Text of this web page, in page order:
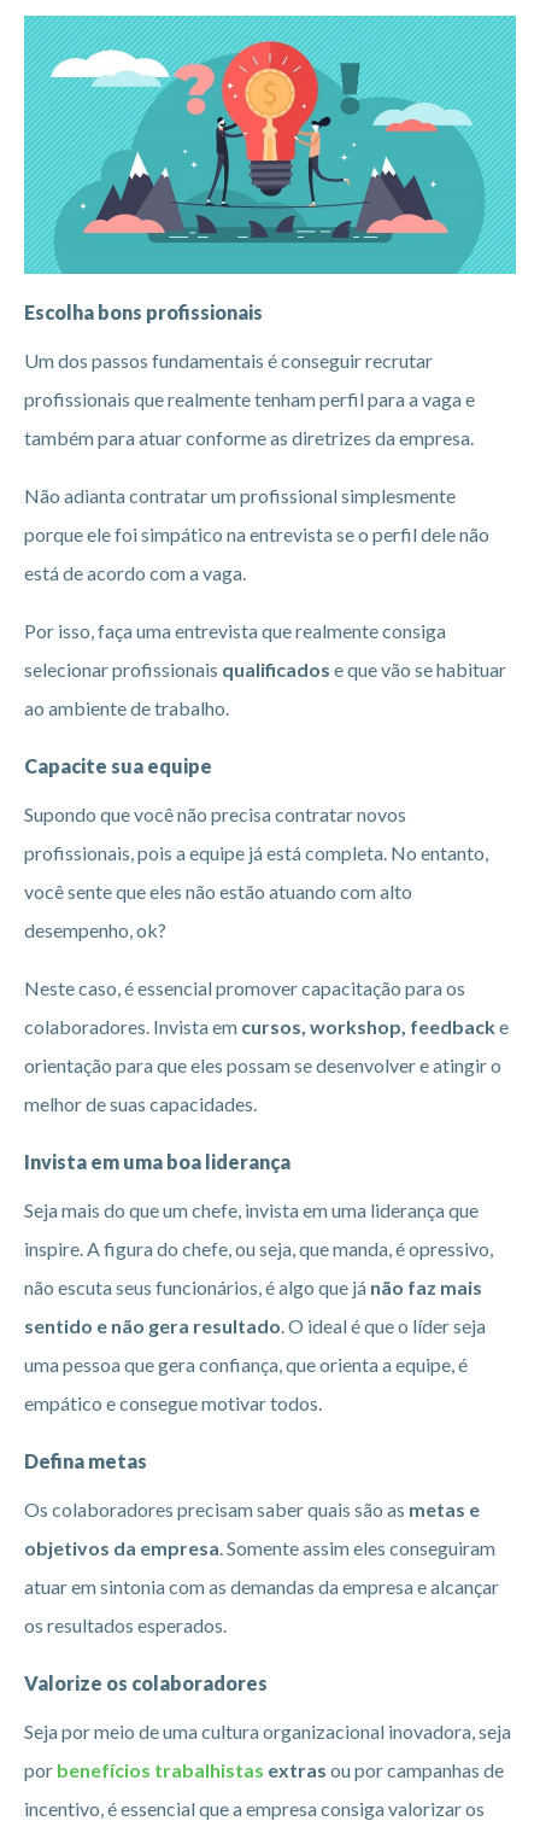
Escolha bons profissionais
Um dos passos fundamentais é conseguir recrutar
profissionais que realmente tenham perfil para a vaga e
também para atuar conforme as diretrizes da empresa.
Não adianta contratar um profissional simplesmente
porque ele foi simpático na entrevista se o perfil dele não
está de acordo com a vaga.
Por isso, faça uma entrevista que realmente consiga
selecionar profissionais qualificados e que vão se habituar
ao ambiente de trabalho.
Capacite sua equipe
Supondo que você não precisa contratar novos
profissionais, pois a equipe já está completa. No entanto,
você sente que eles não estão atuando com alto
desempenho, ok?
Neste caso, é essencial promover capacitação para os
colaboradores. Invista em cursos, workshop, feedbacke
orientação para que eles possam se desenvolver e atingir o
melhor de suas capacidades.
Invista em uma boa liderança
Seja mais do que um chefe, invista em uma liderança que
inspire. A figura do chefe, ou seja, que manda, é opressivo,
não escuta seus funcionários, é algo que já não faz mais
sentido e não gera resultado . O ideal é que o líder seja
uma pessoa que gera confiança, que orienta a equipe, é
empático e consegue motivar todos.
Defina metas
Os colaboradores precisam saber quais são as metas e
objetivos da empresa . Somente assim eles conseguiram
atuar em sintonia com as demandas da empresa e alcançar
os resultados esperados.
Valorize os colaboradores
Seja por meio de uma cultura organizacional inovadora, seja
por benefícios trabalhistas extras ou por campanhas de
incentivo, é essencial que a empresa consiga valorizar os